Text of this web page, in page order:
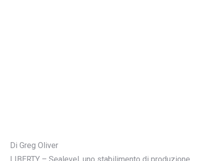
Di Greg Oliver